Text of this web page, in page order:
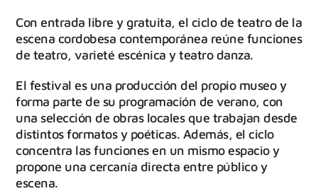
Con entrada libre y gratuita, el ciclo de teatro de la
escena cordobesa contemporánea reúne funciones
de teatro, varieté escénica y teatro danza.
El festival es una producción del propio museo y
forma parte de su programación de verano, con
una selección de obras locales que trabajan desde
distintos formatos y poéticas. Además, el ciclo
concentra las funciones en un mismo espacio y
propone una cercanía directa entre público y
escena.